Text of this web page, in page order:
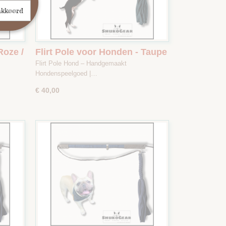
/
Flirt Pole voor Honden - Taupe
/ Donkergroen - Maat 2
Flirt Pole Hond – Handgemaakt
Hondenspeelgoed |…
€ 40,00